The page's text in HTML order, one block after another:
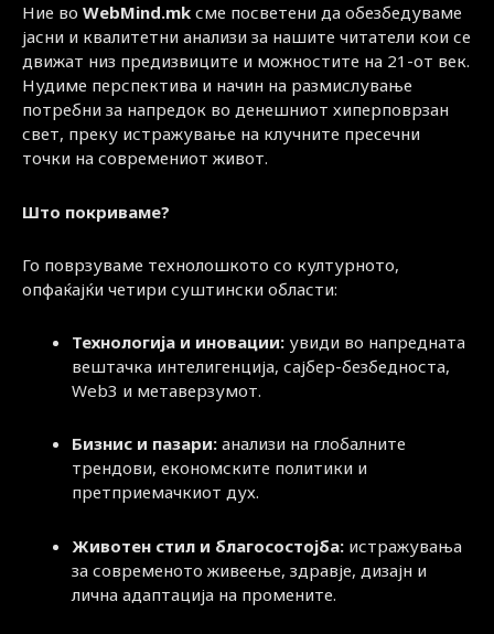
Ние во WebMind.mk сме посветени да обезбедуваме
јасни и квалитетни анализи за нашите читатели кои се
движат низ предизвиците и можностите на 21-от век.
Нудиме перспектива и начин на размислување
потребни за напредок во денешниот хиперповрзан
свет, преку истражување на клучните пресечни
точки на современиот живот.
Што покриваме?
Го поврзуваме технолошкото со културното,
опфаќајќи четири суштински области:
Технологија и иновации: увиди во напредната
вештачка интелигенција, сајбер-безбедноста,
Web3 и метаверзумот.
Бизнис и пазари: анализи на глобалните
трендови, економските политики и
претприемачкиот дух.
Животен стил и благосостојба: истражувања
за современото живеење, здравје, дизајн и
лична адаптација на промените.